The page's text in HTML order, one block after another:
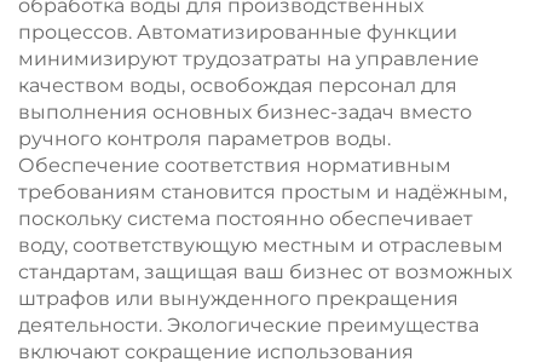
обработка воды для производственных
процессов. Автоматизированные функции
минимизируют трудозатраты на управление
качеством воды, освобождая персонал для
выполнения основных бизнес-задач вместо
ручного контроля параметров воды.
Обеспечение соответствия нормативным
требованиям становится простым и надёжным,
поскольку система постоянно обеспечивает
воду, соответствующую местным и отраслевым
стандартам, защищая ваш бизнес от возможных
штрафов или вынужденного прекращения
деятельности. Экологические преимущества
включают сокращение использования